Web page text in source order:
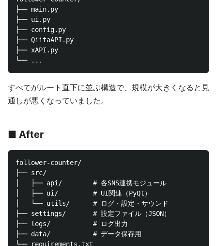
├── main.py
├── ui.py
├── config.py
├── QiitaAPI.py
├── xAPI.py
すべてがルート直下に並ぶ構造で、規模が大きくなると見
通しが悪くなっていました。
■ After
follower-counter/
├── src/
│   ├── api/        # 各SNS連携モジュール
│   ├── ui/         # UI関連（PyQt）
│   └── utils/      # ログ・設定・サウンド
├── settings/       # 設定ファイル（JSON）
├── logs/           # ログ出力
├── data/           # データ保存用